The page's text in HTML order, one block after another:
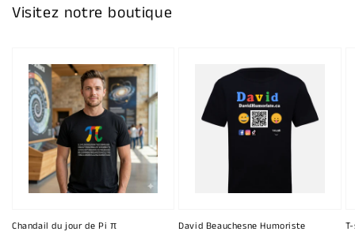
Visitez notre boutique
Chandail du jour de Pi π David Beauchesne Humoriste